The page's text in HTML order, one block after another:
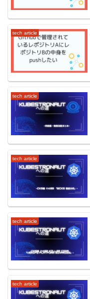
tech article
tech article
tech article
tech article
tech article